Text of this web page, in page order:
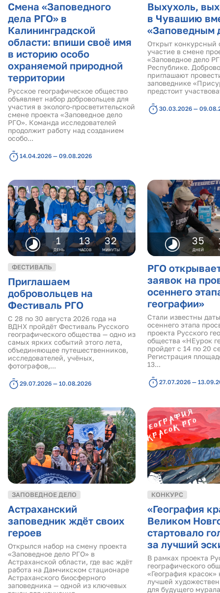
Смена «Заповедного
дела РГО» в
Калининградской
области: впиши своё имя
в историю особо
охраняемой природной
территории
Русское географическое общество
объявляет набор добровольцев для
участия в эколого-просветительской
смене проекта «Заповедное дело
РГО». Команда исследователей
продолжит работу над созданием
особо...
14.04.2026 — 09.08.2026
Выхухоль,
в Чувашию
«Заповедным
Открыт конкурсный
участие в смене
«Заповедное дело
Республике.
приглашают
заповеднике
предстоит
30.03.2026 —
1
ДЕНЬ
13
ЧАСОВ
32
МИНУТЫ
ФЕСТИВАЛЬ
Приглашаем
добровольцев на
Фестиваль РГО
С 28 по 30 августа 2026 года на
ВДНХ пройдёт Фестиваль Русского
географического общества — одно из
самых ярких событий этого лета,
объединяющее путешественников,
исследователей, учёных,
фотографов,...
29.07.2026 — 10.08.2026
35
ДНЕЙ
РГО
заявок на
осеннего
географии»
Стали известны
осеннего этапа
проекта Русского
общества «НЕурок
пройдет с 14 по 20
Регистрация
13...
27.07.2026 —
ЗАПОВЕДНОЕ ДЕЛО
Астраханский
заповедник ждёт своих
героев
Открылся набор на смену проекта
«Заповедное дело РГО» в
Астраханской области, где вас ждёт
работа на Дамчикском стационаре
Астраханского биосферного
заповедника — одной из ключевых
КОНКУРС
«География
Великом
стартовало
за лучший
В рамках проекта
географического
«География красок»
лучшей
для будущего